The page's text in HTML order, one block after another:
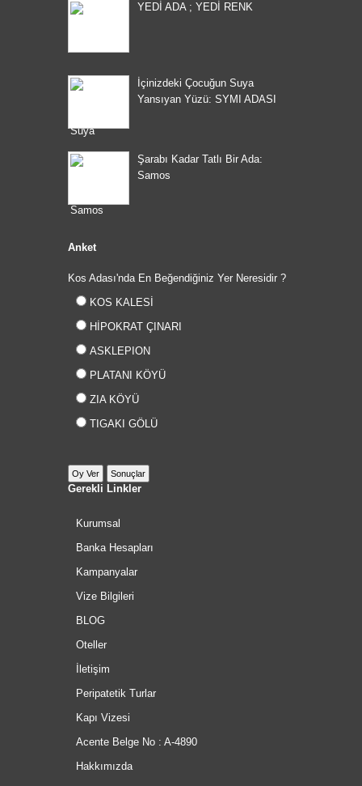
YEDİ ADA ; YEDİ RENK
İçinizdeki Çocuğun Suya
Yansıyan Yüzü: SYMI ADASI
Şarabı Kadar Tatlı Bir Ada:
Samos
Anket
Kos Adası'nda En Beğendiğiniz Yer Neresidir ?
KOS KALESİ
HİPOKRAT ÇINARI
ASKLEPION
PLATANI KÖYÜ
ZIA KÖYÜ
TIGAKI GÖLÜ
Gerekli Linkler
Kurumsal
Banka Hesapları
Kampanyalar
Vize Bilgileri
BLOG
Oteller
İletişim
Peripatetik Turlar
Kapı Vizesi
Acente Belge No : A-4890
Hakkımızda